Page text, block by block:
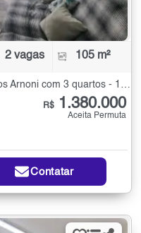
2 vagas 105 m²
Apartamento à Venda na Vila Irmãos Arnoni com 3 quartos - 105 m²
R$ 1.380.000
Aceita Permuta
Contatar